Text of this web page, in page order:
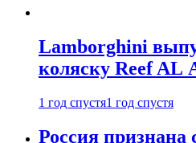
Lamborghini
коляску Reef AL
1 год спустя1 год спустя
Россия признана